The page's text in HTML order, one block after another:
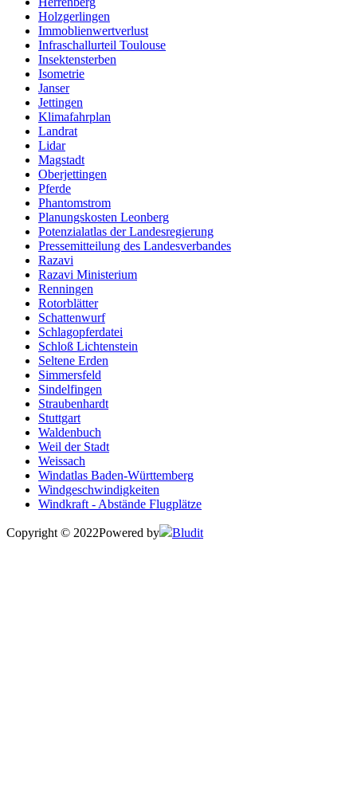
Holzgerlingen
Immoblienwertverlust
Infraschallurteil Toulouse
Insektensterben
Isometrie
Janser
Jettingen
Klimafahrplan
Landrat
Lidar
Magstadt
Oberjettingen
Pferde
Phantomstrom
Planungskosten Leonberg
Potenzialatlas der Landesregierung
Pressemitteilung des Landesverbandes
Razavi
Razavi Ministerium
Renningen
Rotorblätter
Schattenwurf
Schlagopferdatei
Schloß Lichtenstein
Seltene Erden
Simmersfeld
Sindelfingen
Straubenhardt
Stuttgart
Waldenbuch
Weil der Stadt
Weissach
Windatlas Baden-Württemberg
Windgeschwindigkeiten
Windkraft - Abstände Flugplätze
Copyright © 2022Powered by Bludit